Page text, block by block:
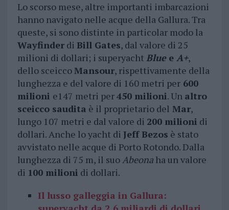
Lo scorso mese, altre importanti imbarcazioni
hanno navigato nelle acque della Gallura. Tra
queste, si sono distinte in particolar modo la
Wayfinderdi Bill Gates, dal valore di 25
milioni di dollari; i superyacht Blue e A+,
dello sceiccoMansour, rispettivamente della
lunghezza e del valore di 160 metri per600
milioni e147 metri per450 milioni. Un altro
sceicco saudita è il proprietario del Mar,
lungo 107 metri e dal valore di 200 milioni di
dollari. Anche lo yacht di Jeff Bezos è stato
avvistato nelle acque di Porto Rotondo. Dalla
lunghezza di 75 m, il suoAbeonaha un valore
di 100 milioni di dollari.
Il lusso galleggia in Gallura: